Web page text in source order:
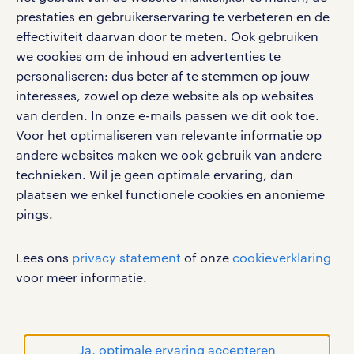
prestaties en gebruikerservaring te verbeteren en de
effectiviteit daarvan door te meten. Ook gebruiken
we cookies om de inhoud en advertenties te
personaliseren: dus beter af te stemmen op jouw
interesses, zowel op deze website als op websites
van derden. In onze e-mails passen we dit ook toe.
Voor het optimaliseren van relevante informatie op
andere websites maken we ook gebruik van andere
technieken. Wil je geen optimale ervaring, dan
plaatsen we enkel functionele cookies en anonieme
pings.
Lees ons privacy statement of onze cookieverklaring
voor meer informatie.
Ja, optimale ervaring accepteren
salarischecker
bruto-netto calculator
pers
klachten en misstanden
en ontvang berichten van je intercedent.
Eenvoudig, snel en overal.
apple app store
google play store
social media
Volg ons voor de leukste content omtrent
vacatures, solliciteren en inspiratie.